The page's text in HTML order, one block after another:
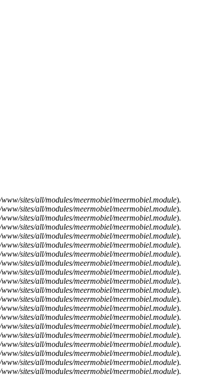
sites/all/modules/meermobiel/meermobiel.module).
sites/all/modules/meermobiel/meermobiel.module).
sites/all/modules/meermobiel/meermobiel.module).
sites/all/modules/meermobiel/meermobiel.module).
sites/all/modules/meermobiel/meermobiel.module).
sites/all/modules/meermobiel/meermobiel.module).
sites/all/modules/meermobiel/meermobiel.module).
sites/all/modules/meermobiel/meermobiel.module).
sites/all/modules/meermobiel/meermobiel.module).
sites/all/modules/meermobiel/meermobiel.module).
sites/all/modules/meermobiel/meermobiel.module).
sites/all/modules/meermobiel/meermobiel.module).
sites/all/modules/meermobiel/meermobiel.module).
sites/all/modules/meermobiel/meermobiel.module).
sites/all/modules/meermobiel/meermobiel.module).
sites/all/modules/meermobiel/meermobiel.module).
sites/all/modules/meermobiel/meermobiel.module).
sites/all/modules/meermobiel/meermobiel.module).
sites/all/modules/meermobiel/meermobiel.module).
sites/all/modules/meermobiel/meermobiel.module).